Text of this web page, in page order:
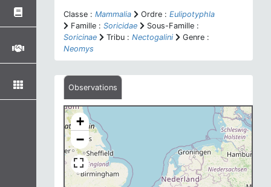
Classe : Mammalia Ordre : Eulipotyphla
Famille : Soricidae
Sous-Famille :
Soricinae
Tribu : Nectogalini
Genre :
Neomys
Observations
+
−